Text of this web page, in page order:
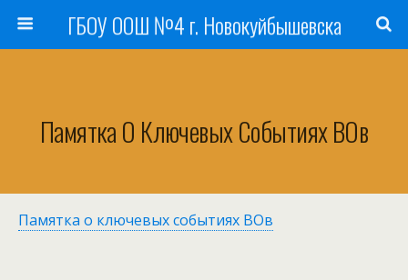
ГБОУ ООШ №4 г. Новокуйбышевска
Памятка О Ключевых Событиях ВОв
Памятка о ключевых событиях ВОв